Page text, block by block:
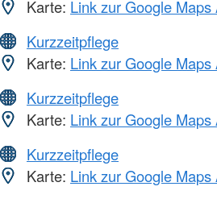
Karte: Link zur Google Maps
Kurzzeitpflege
Karte: Link zur Google Maps
Kurzzeitpflege
Karte: Link zur Google Maps
Kurzzeitpflege
Karte: Link zur Google Maps